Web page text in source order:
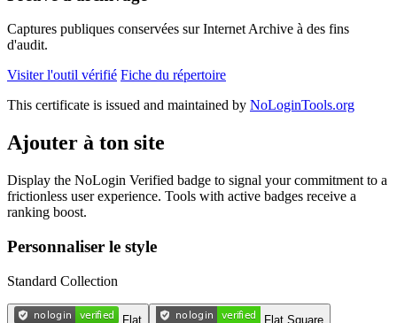
Captures publiques conservées sur Internet Archive à des fins
d'audit.
Visiter l'outil vérifié Fiche du répertoire
This certificate is issued and maintained by NoLoginTools.org
Ajouter à ton site
Display the NoLogin Verified badge to signal your commitment to a
frictionless user experience. Tools with active badges receive a
ranking boost.
Personnaliser le style
Standard Collection
Flat
Flat Square